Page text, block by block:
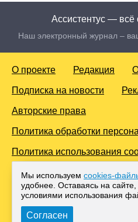
Ассистентус —
Наш электронный журнал –
О проекте Редакция
Подписка на новости
Авторские права
Политика обработки
Политика использования
© 2016-2026 Все права
Любое копирование
Интернет, либо печатных
Администрацией проекта,
Мы используем cookies-
удобнее. Оставаясь на
условиями использования
Согласен